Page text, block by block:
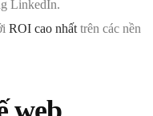
LinkedIn.
ROI cao nhất trên các nền